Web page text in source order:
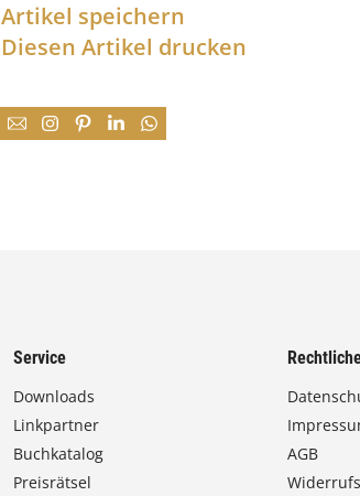
Artikel speichern
Diesen Artikel drucken
Service
Downloads
Linkpartner
Buchkatalog
Preisrätsel
AGB